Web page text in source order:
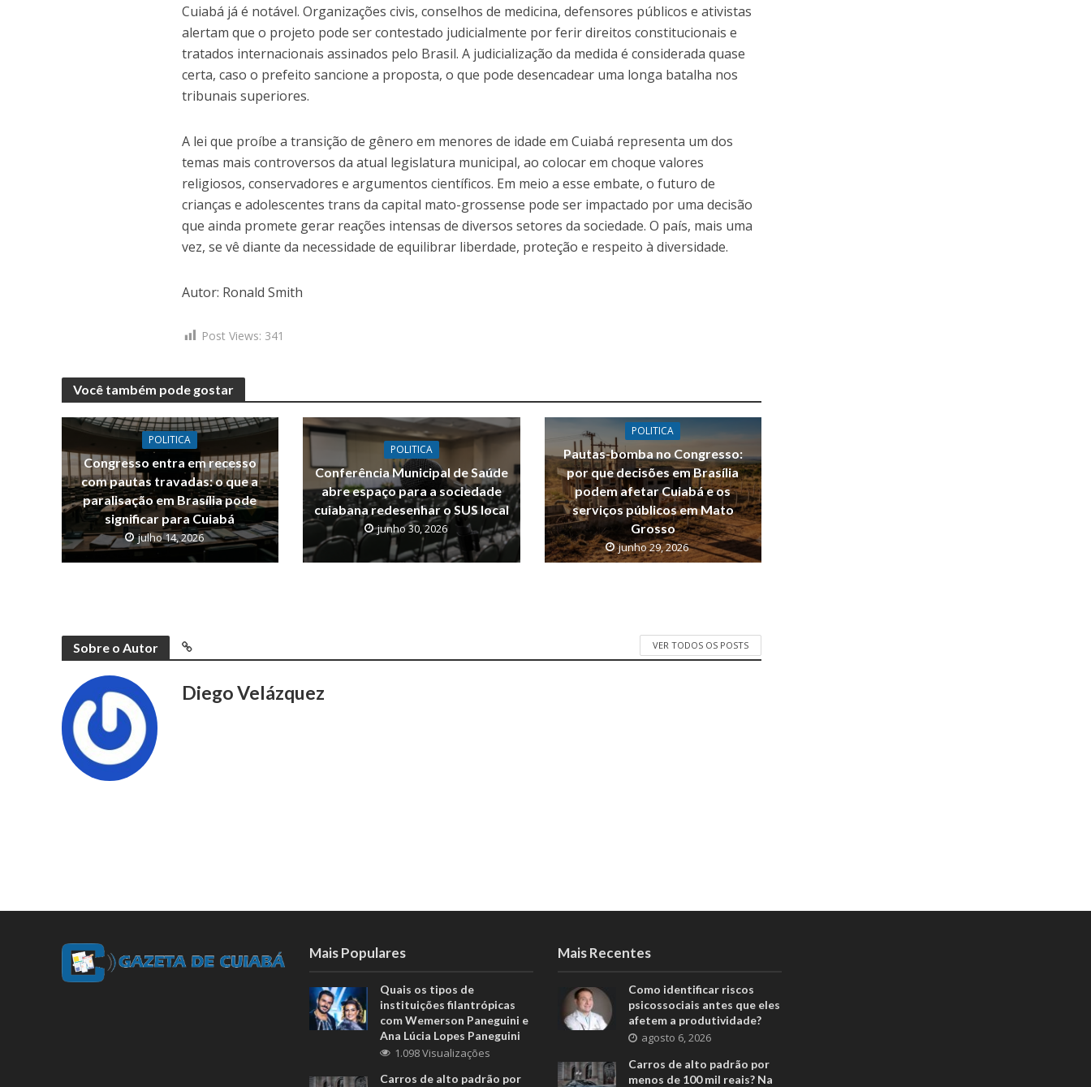
Cuiabá já é notável. Organizações civis, conselhos de medicina, defensores públicos e ativistas
alertam que o projeto pode ser contestado judicialmente por ferir direitos constitucionais e
tratados internacionais assinados pelo Brasil. A judicialização da medida é considerada quase
certa, caso o prefeito sancione a proposta, o que pode desencadear uma longa batalha nos
tribunais superiores.
A lei que proíbe a transição de gênero em menores de idade em Cuiabá representa um dos
temas mais controversos da atual legislatura municipal, ao colocar em choque valores
religiosos, conservadores e argumentos científicos. Em meio a esse embate, o futuro de
crianças e adolescentes trans da capital mato-grossense pode ser impactado por uma decisão
que ainda promete gerar reações intensas de diversos setores da sociedade. O país, mais uma
vez, se vê diante da necessidade de equilibrar liberdade, proteção e respeito à diversidade.
Autor: Ronald Smith
Post Views: 341
Você também pode gostar
POLITICA
Congresso entra em recesso
com pautas travadas: o que a
paralisação em Brasília pode
significar para Cuiabá
julho 14, 2026
POLITICA
Conferência Municipal de Saúde
abre espaço para a sociedade
cuiabana redesenhar o SUS local
junho 30, 2026
POLITICA
Pautas-bomba no Congresso:
por que decisões em Brasília
podem afetar Cuiabá e os
serviços públicos em Mato
Grosso
junho 29, 2026
Sobre o Autor VER TODOS OS POSTS
Diego Velázquez
Mais Populares
Quais os tipos de
instituições filantrópicas
com Wemerson Paneguini e
Ana Lúcia Lopes Paneguini
1.098 Visualizações
Carros de alto padrão por
Mais Recentes
Como identificar riscos
psicossociais antes que eles
afetem a produtividade?
agosto 6, 2026
Carros de alto padrão por
menos de 100 mil reais? Na